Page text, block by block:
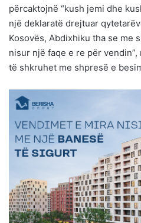
përcaktojnë “kush jemi dhe
një deklaratë drejtuar
Kosovës, Abdixhiku tha se me
nisur një faqe e re për
të shkruhet me shpresë e